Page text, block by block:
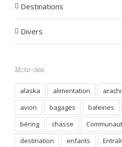
Destinations
Divers
Mots-clés
alaska alimentation
avion
bagages baleines
béring
chasse
destination
enfants